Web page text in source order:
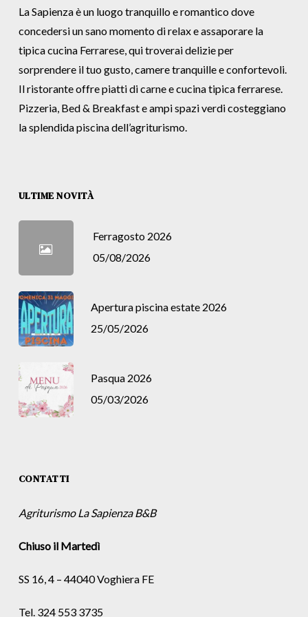
La Sapienza è un luogo tranquillo e romantico dove
concedersi un sano momento di relax e assaporare la
tipica cucina Ferrarese, qui troverai delizie per
sorprendere il tuo gusto, camere tranquille e confortevoli.
Il ristorante offre piatti di carne e cucina tipica ferrarese.
Pizzeria, Bed & Breakfast e ampi spazi verdi costeggiano
la splendida piscina dell’agriturismo.
ULTIME NOVITÀ
Ferragosto 2026
05/08/2026
Apertura piscina estate 2026
25/05/2026
Pasqua 2026
05/03/2026
CONTATTI
Agriturismo La Sapienza B&B
Chiuso il Martedì
SS 16, 4 – 44040 Voghiera FE
Tel. 324 553 3735